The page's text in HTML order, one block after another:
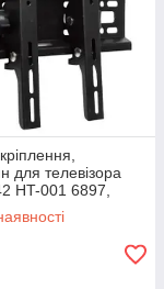
для телевізора
HT-001 6897,
чорний